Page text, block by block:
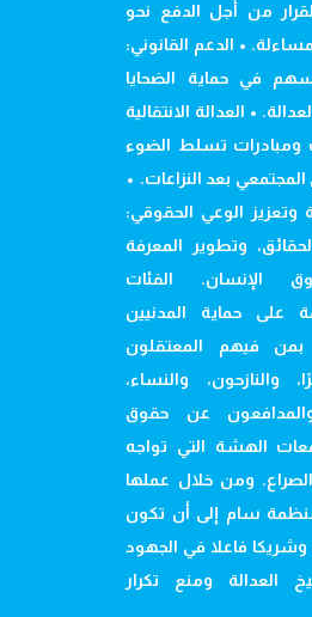
من أجل الدفع نحو
• الدعم القانوني:
في حماية الضحايا
• العدالة الانتقالية
ومبادرات تسلط الضوء
بعد النزاعات. •
وتعزيز الوعي الحقوقي:
وتطوير المعرفة
الإنسان. الفئات
على حماية المدنيين
بمن فيهم المعتقلون
والنازحون، والنساء،
والمدافعون عن حقوق
الهشة التي تواجه
ومن خلال عملها
سام إلى أن تكون
وشريكا فاعلا في الجهود
العدالة ومنع تكرار